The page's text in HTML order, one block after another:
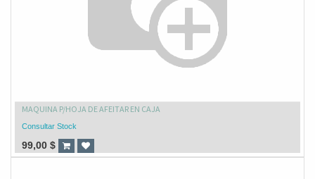
MAQUINA P/HOJA DE AFEITAR EN CAJA
Consultar Stock
99,00 $